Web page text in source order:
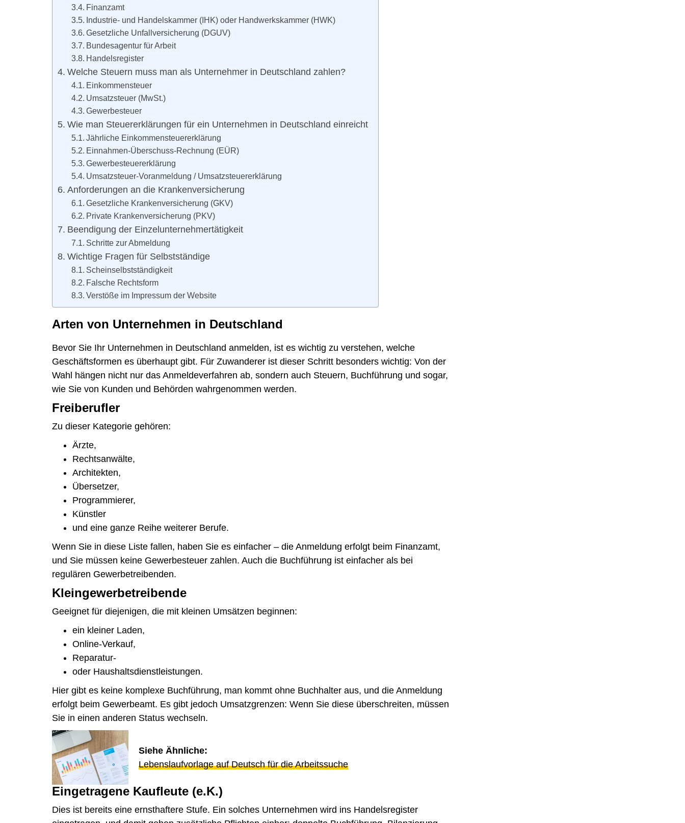
Finanzamt
Industrie- und Handelskammer (IHK) oder Handwerkskammer (HWK)
Gesetzliche Unfallversicherung (DGUV)
Bundesagentur für Arbeit
Handelsregister
Welche Steuern muss man als Unternehmer in Deutschland zahlen?
Einkommensteuer
Umsatzsteuer (MwSt.)
Gewerbesteuer
Wie man Steuererklärungen für ein Unternehmen in Deutschland einreicht
Jährliche Einkommensteuererklärung
Einnahmen-Überschuss-Rechnung (EÜR)
Gewerbesteuererklärung
Umsatzsteuer-Voranmeldung / Umsatzsteuererklärung
Anforderungen an die Krankenversicherung
Gesetzliche Krankenversicherung (GKV)
Private Krankenversicherung (PKV)
Beendigung der Einzelunternehmertätigkeit
Schritte zur Abmeldung
Wichtige Fragen für Selbstständige
Scheinselbstständigkeit
Falsche Rechtsform
Verstöße im Impressum der Website
Arten von Unternehmen in Deutschland
Bevor Sie Ihr Unternehmen in Deutschland anmelden, ist es wichtig zu verstehen, welche
Geschäftsformen es überhaupt gibt. Für Zuwanderer ist dieser Schritt besonders wichtig: Von der
Wahl hängen nicht nur das Anmeldeverfahren ab, sondern auch Steuern, Buchführung und sogar,
wie Sie von Kunden und Behörden wahrgenommen werden.
Freiberufler
Zu dieser Kategorie gehören:
Ärzte,
Rechtsanwälte,
Architekten,
Übersetzer,
Programmierer,
Künstler
und eine ganze Reihe weiterer Berufe.
Wenn Sie in diese Liste fallen, haben Sie es einfacher – die Anmeldung erfolgt beim Finanzamt,
und Sie müssen keine Gewerbesteuer zahlen. Auch die Buchführung ist einfacher als bei
regulären Gewerbetreibenden.
Kleingewerbetreibende
Geeignet für diejenigen, die mit kleinen Umsätzen beginnen:
ein kleiner Laden,
Online-Verkauf,
Reparatur-
oder Haushaltsdienstleistungen.
Hier gibt es keine komplexe Buchführung, man kommt ohne Buchhalter aus, und die Anmeldung
erfolgt beim Gewerbeamt. Es gibt jedoch Umsatzgrenzen: Wenn Sie diese überschreiten, müssen
Sie in einen anderen Status wechseln.
Siehe Ähnliche:
Lebenslaufvorlage auf Deutsch für die Arbeitssuche
Eingetragene Kaufleute (e.K.)
Dies ist bereits eine ernsthaftere Stufe. Ein solches Unternehmen wird ins Handelsregister